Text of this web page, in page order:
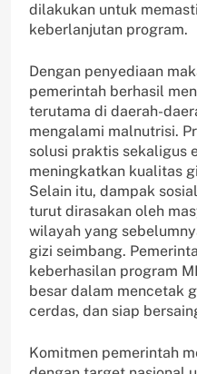
dilakukan untuk
keberlanjutan program.
Dengan penyediaan
pemerintah berhasil
terutama di daerah-
mengalami malnutrisi.
solusi praktis sekaligus
meningkatkan kualitas
Selain itu, dampak
turut dirasakan oleh
wilayah yang
gizi seimbang.
keberhasilan program
besar dalam mencetak
cerdas, dan siap
Komitmen pemerintah